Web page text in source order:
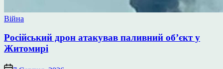
Опублікувати
Війна
Російський дрон атакував паливний об’єкт у
Житомирі